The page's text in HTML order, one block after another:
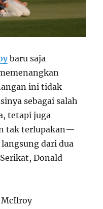
baru saja
ini tidak
sebagai salah
tetapi juga
tak terlupakan—
dari dua
Donald
McIlroy